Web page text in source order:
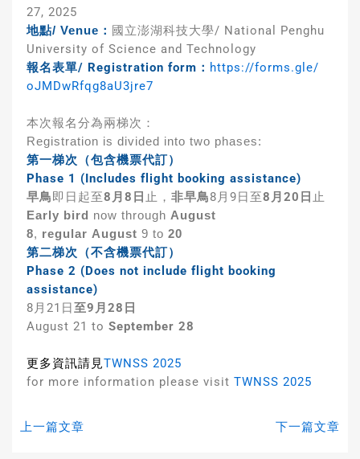
27, 2025
地點/ Venue： 國立澎湖科技大學/ National Penghu
University of Science and Technology
報名表單/ Registration form： https://forms.gle/
oJMDwRfqg8aU3jre7
本次報名分為兩梯次：
Registration is divided into two phases:
第一梯次（包含機票代訂）
Phase 1 (Includes flight booking assistance)
早鳥即日起至8月8日 止， 非早鳥8月9日至8月20日 止
Early bird now through August
8, regular August 9 to 20
第二梯次（不含機票代訂）
Phase 2 (Does not include flight booking
assistance)
8月21日至9月28日
August 21 to September 28
更多資訊請見TWNSS 2025
for more information please visit TWNSS 2025
上一篇文章 下一篇文章